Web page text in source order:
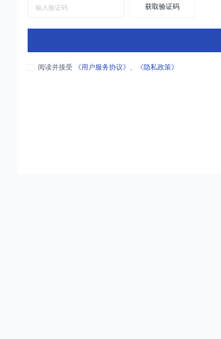
获取验证码
阅读并接受 《用户服务协议》 、 《隐私政策》